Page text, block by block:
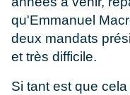
qu'Emmanuel
deux mandats
et très difficile.
Si tant est que